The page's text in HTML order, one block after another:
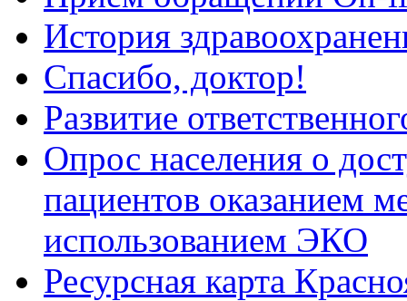
История
Спасибо, доктор!
Развитие
Опрос населения о
пациентов оказанием
использованием ЭКО
Ресурсная карта